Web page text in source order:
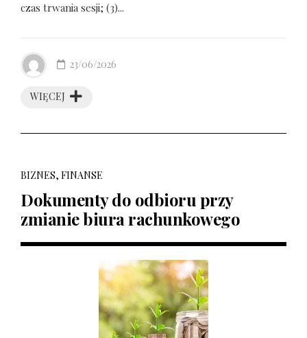
czas trwania sesji; (3)...
WIĘCEJ
23/06/2026
BIZNES, FINANSE
Dokumenty do odbioru przy
zmianie biura rachunkowego